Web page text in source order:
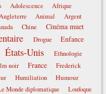
Adolescence Afrique
Animal
Argent
Chine Cinéma muet
Drogue Enfance
États-Unis Ethnologie
noir France
Frederick
Humiliation Humour
Monde diplomatique
Loufoque